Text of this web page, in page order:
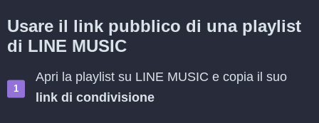
Usare il link pubblico di una playlist
di LINE MUSIC
Apri la playlist su LINE MUSIC e copia il suo
link di condivisione